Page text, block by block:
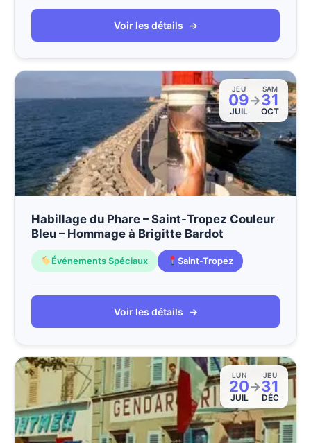
Voir les détails →
JEU
09
JUIL
→
SAM
31
OCT
Habillage du Phare – Saint-Tropez Couleur
Bleu – Hommage à Brigitte Bardot
Événements Spéciaux Saint-Tropez
Voir les détails →
LUN
20
JUIL
→
JEU
31
DÉC